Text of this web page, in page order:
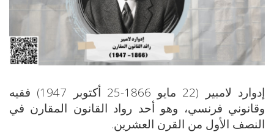
إدوارد لامبير (22 مايو 1866-25 أكتوبر 1947) فقيه
وقانوني فرنسي، وهو أحد رواد القانون المقارن في
النصف الأول من القرن العشرين.